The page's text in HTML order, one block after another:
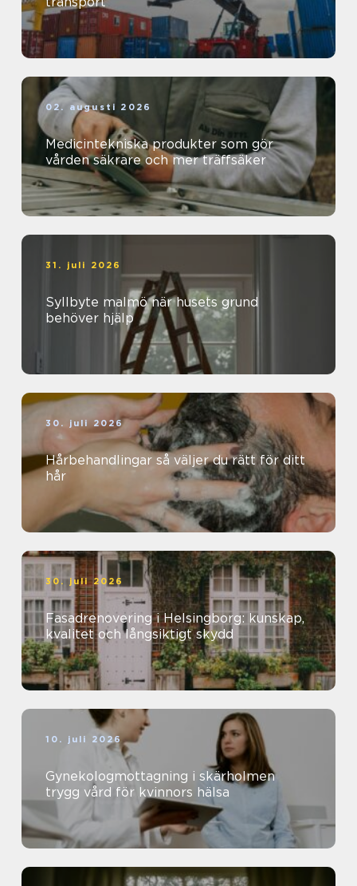
02. augusti 2026
Medicintekniska produkter som gör
vården säkrare och mer träffsäker
31. juli 2026
Syllbyte malmö när husets grund
behöver hjälp
30. juli 2026
Hårbehandlingar så väljer du rätt för ditt
hår
30. juli 2026
Fasadrenovering i Helsingborg: kunskap,
kvalitet och långsiktigt skydd
10. juli 2026
Gynekologmottagning i skärholmen
trygg vård för kvinnors hälsa